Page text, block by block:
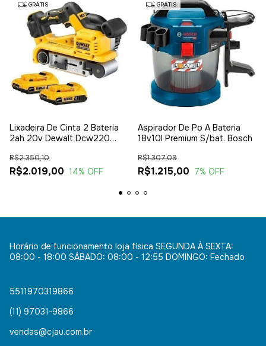
GRÁTIS
Lixadeira De Cinta 2 Bateria
2ah 20v Dewalt Dcw220
R$2.019,00
R$2.350,10
14% OFF
GRÁTIS
Aspirador De Po A Bateria
18v10l Premium S/bat. Bosch
R$1.215,00
R$1.307,09
7% OFF
Horário de funcionamento loja física SEGUNDA À SEXTA:
08:00 - 18:00 SÁBADO: 08:00 - 12:55 DOMINGO: Fechado
5511970319866
(11) 97031-9866
vendas@cjau.com.br